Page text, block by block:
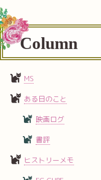
Column
MS
ある日のこと
映画ログ
書評
ヒストリーメモ